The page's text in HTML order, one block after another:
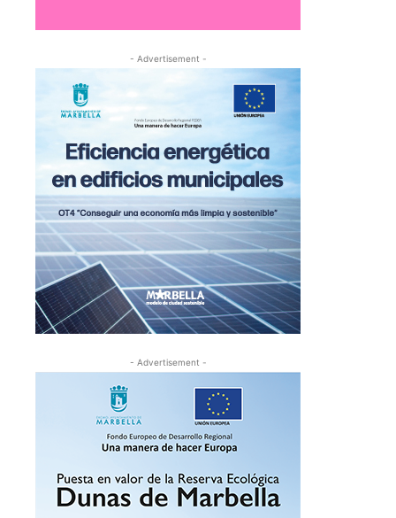
- Advertisement -
- Advertisement -